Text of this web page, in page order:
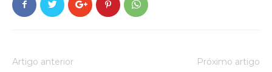
Artigo anterior Próximo artigo